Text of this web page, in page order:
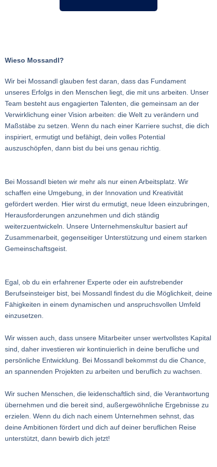
Wieso Mossandl?
Wir bei Mossandl glauben fest daran, dass das Fundament
unseres Erfolgs in den Menschen liegt, die mit uns arbeiten. Unser
Team besteht aus engagierten Talenten, die gemeinsam an der
Verwirklichung einer Vision arbeiten: die Welt zu verändern und
Maßstäbe zu setzen. Wenn du nach einer Karriere suchst, die dich
inspiriert, ermutigt und befähigt, dein volles Potential
auszuschöpfen, dann bist du bei uns genau richtig.
Bei Mossandl bieten wir mehr als nur einen Arbeitsplatz. Wir
schaffen eine Umgebung, in der Innovation und Kreativität
gefördert werden. Hier wirst du ermutigt, neue Ideen einzubringen,
Herausforderungen anzunehmen und dich ständig
weiterzuentwickeln. Unsere Unternehmenskultur basiert auf
Zusammenarbeit, gegenseitiger Unterstützung und einem starken
Gemeinschaftsgeist.
Egal, ob du ein erfahrener Experte oder ein aufstrebender
Berufseinsteiger bist, bei Mossandl findest du die Möglichkeit, deine
Fähigkeiten in einem dynamischen und anspruchsvollen Umfeld
einzusetzen.
Wir wissen auch, dass unsere Mitarbeiter unser wertvollstes Kapital
sind, daher investieren wir kontinuierlich in deine berufliche und
persönliche Entwicklung. Bei Mossandl bekommst du die Chance,
an spannenden Projekten zu arbeiten und beruflich zu wachsen.
Wir suchen Menschen, die leidenschaftlich sind, die Verantwortung
übernehmen und die bereit sind, außergewöhnliche Ergebnisse zu
erzielen. Wenn du dich nach einem Unternehmen sehnst, das
deine Ambitionen fördert und dich auf deiner beruflichen Reise
unterstützt, dann bewirb dich jetzt!